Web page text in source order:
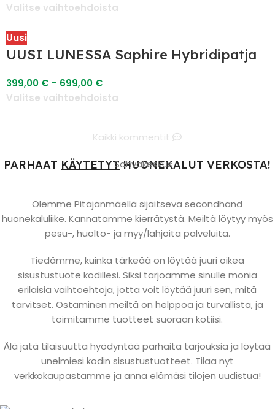
Valitse vaihtoehdoista
Uusi
UUSI LUNESSA Saphire Hybridipatja
399,00 € – 699,00 €
Valitse vaihtoehdoista
Kaikki kommentit
Sohvakeskus
PARHAAT KÄYTETYTHUONEKALUT VERKOSTA!
Olemme Pitäjänmäellä sijaitseva secondhand
huonekaluliike. Kannatamme kierrätystä. Meiltä löytyy myös
pesu-, huolto- ja myy/lahjoita palveluita.
Tiedämme, kuinka tärkeää on löytää juuri oikea
sisustustuote kodillesi. Siksi tarjoamme sinulle monia
erilaisia vaihtoehtoja, jotta voit löytää juuri sen, mitä
tarvitset. Ostaminen meiltä on helppoa ja turvallista, ja
toimitamme tuotteet suoraan kotiisi.
Älä jätä tilaisuutta hyödyntää parhaita tarjouksia ja löytää
unelmiesi kodin sisustustuotteet. Tilaa nyt
verkkokaupastamme ja anna elämäsi tilojen uudistua!